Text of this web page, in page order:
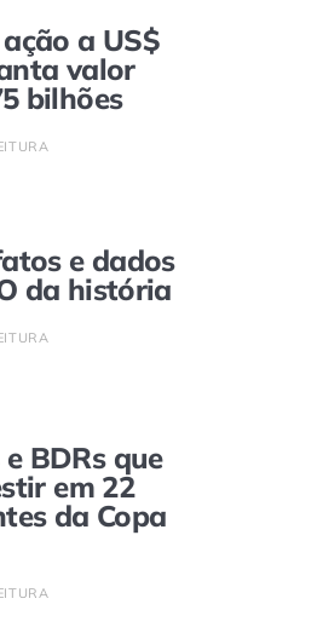
a US$
valor
bilhões
e dados
da história
e BDRs que
em 22
da Copa